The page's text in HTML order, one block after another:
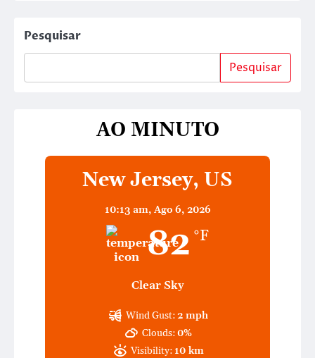
Pesquisar
Pesquisar
AO MINUTO
New Jersey, US
10:13 am, Ago 6, 2026
82 °F
Clear Sky
Wind Gust:2 mph
Clouds:0%
Visibility: 10 km